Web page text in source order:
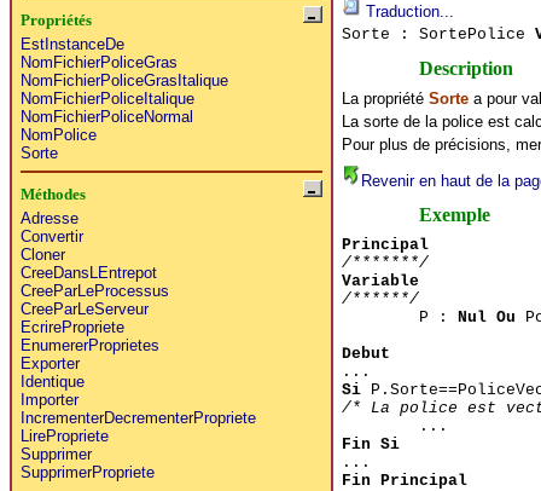
Propriétés
EstInstanceDe
NomFichierPoliceGras
NomFichierPoliceGrasItalique
NomFichierPoliceItalique
NomFichierPoliceNormal
NomPolice
Sorte
Méthodes
Adresse
Convertir
Cloner
CreeDansLEntrepot
CreeParLeProcessus
CreeParLeServeur
EcrirePropriete
EnumererProprietes
Exporter
Identique
Importer
IncrementerDecrementerPropriete
LirePropriete
Supprimer
SupprimerPropriete
Traduction...
Sorte : SortePolice
Description
La propriété Sortea pour
La sorte de la police est
Pour plus de précisions,
Revenir en haut de la
Exemple
Principal
/*******/
Variable
/******/
P : Nul Ou
Debut
...
Si
/* La police est
...
Fin Si
...
Fin Principal